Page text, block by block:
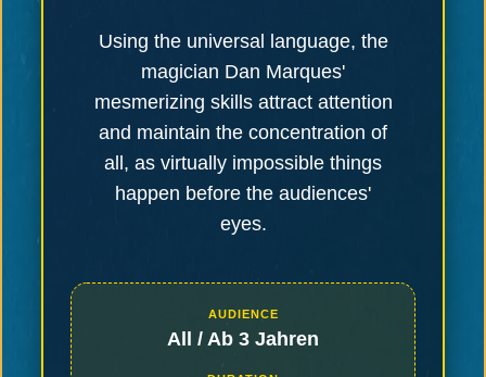
Using the universal language, the
magician Dan Marques'
mesmerizing skills attract attention
and maintain the concentration of
all, as virtually impossible things
happen before the audiences'
eyes.
AUDIENCE
All / Ab 3 Jahren